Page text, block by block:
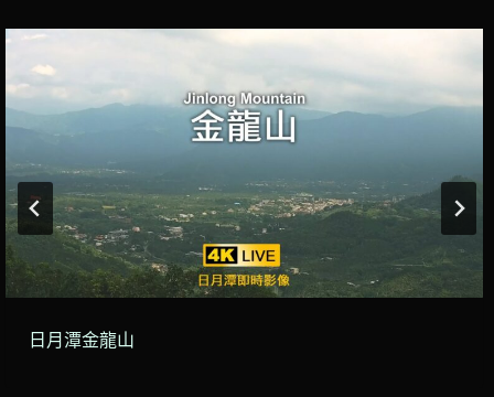
日月潭金龍山